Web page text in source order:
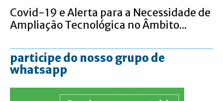
Covid-19 e Alerta para a Necessidade de
Ampliação Tecnológica no Âmbito...
participe do nosso grupo de
whatsapp